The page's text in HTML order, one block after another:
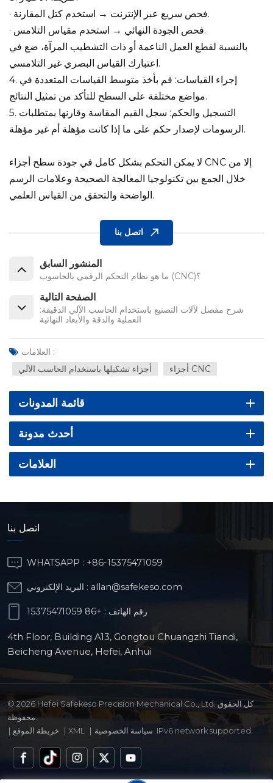
· فحص سريع عبر الإنترنت → استخدم كتل المقارنة.
· فحص الجودة النهائي → استخدم مقياس التلامس.
بالنسبة لقطع العمل الناعمة أو ذات التشطيب المرآة، ضع في
اعتبارك القياس البصري غير التلامسي.
4. إجراء القياسات: قم بأخذ متوسط ​​القياسات المتعددة في
مواضع مختلفة على السطح للتأكد من تمثيل النتائج.
5. التسجيل والحكم: سجل القيم المقاسة وقارنها بمتطلبات
الرسومات لإصدار حكم على ما إذا كانت مؤهلة أم غير مؤهلة.
لا يمكن التحكم بشكل كامل في جودة سطح أجزاء CNC إلا من
خلال الجمع بين تكنولوجيا المعالجة الصحيحة وعلامات الرسم
الواضحة والتحقق من القياس العلمي.
اتصل بنا
المنشور السابق
ما هو نظام التحكم الرقمي بالحاسوب (CNC)؟
الصفحة التالية
شرح مفصل لآلات التصنيع باستخدام الحاسب الآلي الدقيقة:
العملية والدقة والأبعاد النهائية
العلامات :
أجزاء تشكيلها باستخدام الحاسب الآلي
أجزاء CNC
قائمة المدونات
أحدث مدونة
العلامات
اتصل بنا
WHATSAPP : +86-15375471059
البريد الإلكتروني : allan@safekeso.com
رقم الهاتف : +86 15375471059
4th Floor, Building A13, Gongtou Chuangzhi Tiandi,
Beicheng Avenue, Hefei, Anhui
© 2026 Hefei Safekeso Precision Mechanical Co., Ltd. كل الحقوق
محفوظة.
| خريطة الموقع | XML | سياسة الخصوصية IPv6 network supported.